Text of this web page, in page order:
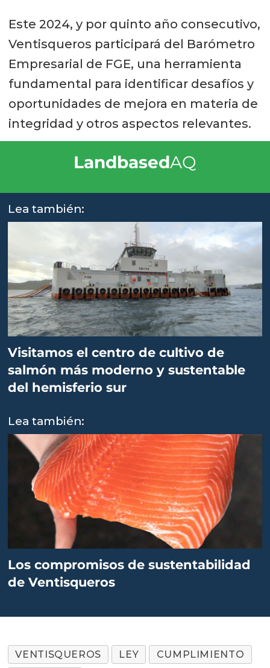
Este 2024, y por quinto año consecutivo,
Ventisqueros participará del Barómetro
Empresarial de FGE, una herramienta
fundamental para identificar desafíos y
oportunidades de mejora en materia de
integridad y otros aspectos relevantes.
LandbasedAQ
Lea también:
Visitamos el centro de cultivo de
salmón más moderno y sustentable
del hemisferio sur
Lea también:
Los compromisos de sustentabilidad
de Ventisqueros
VENTISQUEROS LEY CUMPLIMIENTO